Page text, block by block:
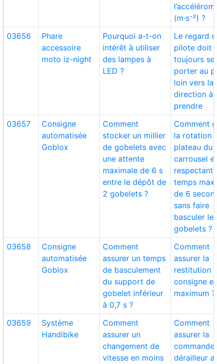
(m·s⁻²) ?
03656
Phare
accessoire
moto iz-night
Pourquoi a-t-on
intérêt à utiliser
des lampes à
LED ?
Le regard
pilote doit
toujours se
porter au
loin vers la
direction à
prendre
03657
Consigne
automatisée
Goblox
Comment
stocker un millier
de gobelets avec
une attente
maximale de 6 s
entre le dépôt de
2 gobelets ?
Comment
la rotation
plateau du
carrousel
respectant
temps
de 6
sans faire
basculer
gobelets ?
03658
Consigne
automatisée
Goblox
Comment
assurer un temps
de basculement
du support de
gobelet inférieur
à 0,7 s ?
Comment
assurer la
restitution
consigne
maximum ?
03659
Système
Handibike
Comment
assurer un
changement de
vitesse en moins
Comment
assurer la
commande
dérailleur